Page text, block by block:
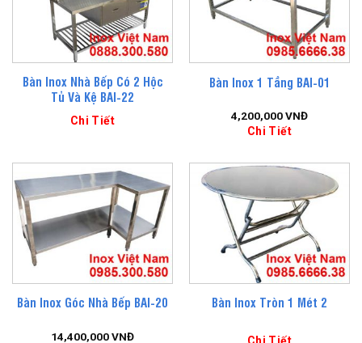
Bàn Inox Nhà Bếp Có 2 Hộc
Tủ Và Kệ BAI-22
Chi Tiết
Bàn Inox 1 Tầng BAI-01
4,200,000VNĐ
Chi Tiết
Bàn Inox Góc Nhà Bếp BAI-20
14,400,000VNĐ
Bàn Inox Tròn 1 Mét 2